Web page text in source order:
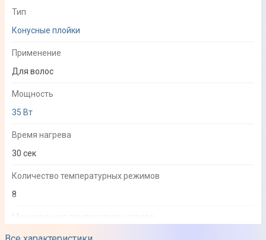
Тип
Конусные плойки
Применение
Для волос
Мощность
35 Вт
Время нагрева
30 сек
Количество температурных режимов
8
130 °C